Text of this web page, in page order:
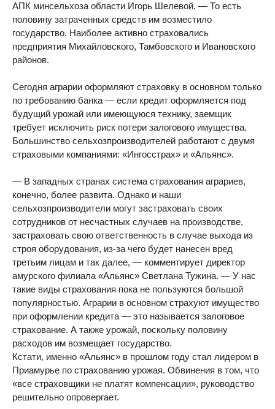
АПК минсельхоза области Игорь Шелевой. — То есть
половину затраченных средств им возместило
государство. Наиболее активно страховались
предприятия Михайловского, Тамбовского и Ивановского
районов.
Сегодня аграрии оформляют страховку в основном только
по требованию банка — если кредит оформляется под
будущий урожай или имеющуюся технику, заемщик
требует исключить риск потери залогового имущества.
Большинство сельхозпроизводителей работают с двумя
страховыми компаниями: «Ингосстрах» и «Альянс».
— В западных странах система страхования аграриев,
конечно, более развита. Однако и наши
сельхозпроизводители могут застраховать своих
сотрудников от несчастных случаев на производстве,
застраховать свою ответственность в случае выхода из
строя оборудования, из-за чего будет нанесен вред
третьим лицам и так далее, — комментирует директор
амурского филиала «Альянс» Светлана Тужина. — У нас
такие виды страхования пока не пользуются большой
популярностью. Аграрии в основном страхуют имущество
при оформлении кредита — это называется залоговое
страхование. А также урожай, поскольку половину
расходов им возмещает государство.
Кстати, именно «Альянс» в прошлом году стал лидером в
Приамурье по страхованию урожая. Обвинения в том, что
«все страховщики не платят компенсации», руководство
решительно опровергает.